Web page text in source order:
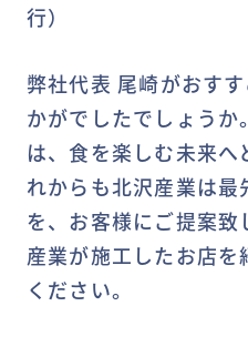
行）
弊社代表 尾崎がおす
かがでしたでしょう
は、食を楽しむ未来へ
れからも北沢産業は最
を、お客様にご提案致
産業が施工したお店
ください。